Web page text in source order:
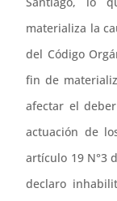
materializa la
del Código
fin de
afectar el
actuación de
artículo 19 N°3
declaro